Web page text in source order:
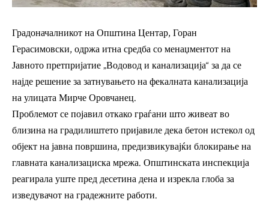
Градоначалникот на Општина Центар, Горан
Герасимовски, одржа итна средба со менаџментот на
Јавното претпријатие „Водовод и канализација“ за да се
најде решение за затнувањето на фекалната канализација
на улицата Мирче Оровчанец.
Проблемот се појавил откако граѓани што живеат во
близина на градилиштето пријавиле дека бетон истекол од
објект на јавна површина, предизвикувајќи блокирање на
главната канализациска мрежа. Општинската инспекција
реагирала уште пред десетина дена и изрекла глоба за
изведувачот на градежните работи.